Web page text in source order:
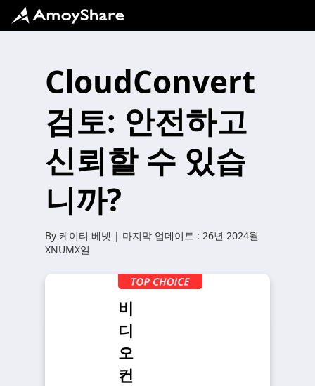
CloudConvert
검토: 안전하고
신뢰할 수 있습
니까?
By 케이티 베넷 | 마지막 업데이트 : 26년 2024월
XNUMX일
비
디
오
컨